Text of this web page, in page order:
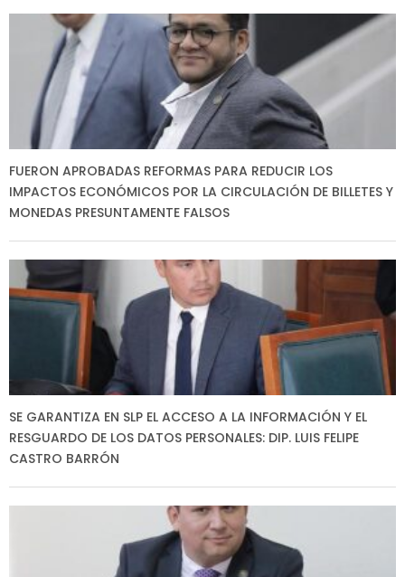
FUERON APROBADAS REFORMAS PARA REDUCIR LOS
IMPACTOS ECONÓMICOS POR LA CIRCULACIÓN DE BILLETES Y
MONEDAS PRESUNTAMENTE FALSOS
SE GARANTIZA EN SLP EL ACCESO A LA INFORMACIÓN Y EL
RESGUARDO DE LOS DATOS PERSONALES: DIP. LUIS FELIPE
CASTRO BARRÓN